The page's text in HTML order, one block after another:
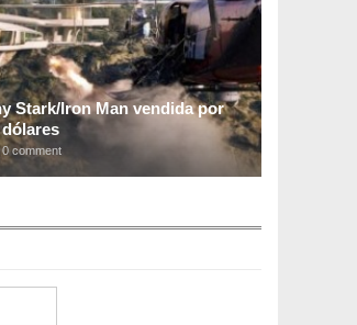
Stark/Iron Man vendida por
0 comment
casa en donde "vivía" Tony